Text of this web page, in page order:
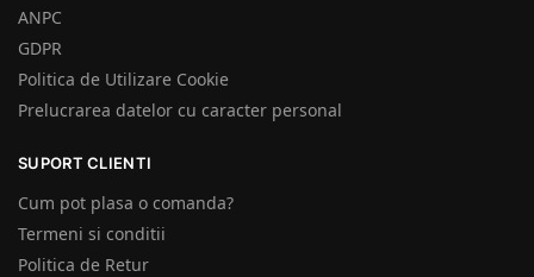
ANPC
GDPR
Politica de Utilizare Cookie
Prelucrarea datelor cu caracter personal
SUPORT CLIENTI
Cum pot plasa o comanda?
Termeni si conditii
Politica de Retur